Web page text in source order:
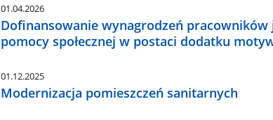
01.04.2026
Dofinansowanie wynagrodzeń
pomocy społecznej w postaci dodatku
01.12.2025
Modernizacja pomieszczeń sanitarnych